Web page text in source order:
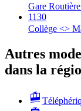
Gare
1130
Collège <>
Autres
dans la